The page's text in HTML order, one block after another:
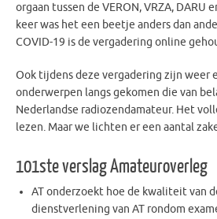
orgaan tussen de VERON, VRZA, DARU
keer was het een beetje anders dan
COVID-19 is de vergadering online
Ook tijdens deze vergadering zijn weer
onderwerpen langs gekomen die van
Nederlandse radiozendamateur. Het
lezen. Maar we lichten er een aantal
101ste verslag Amateuroverleg
AT onderzoekt hoe de kwaliteit van
dienstverlening van AT rondom